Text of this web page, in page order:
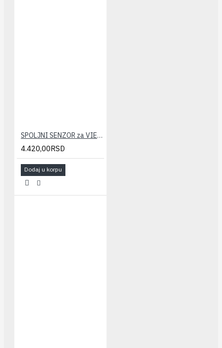
SPOLJNI SENZOR za VIESSMANN gasne kotlove
4.420,00RSD
Dodaj u korpu